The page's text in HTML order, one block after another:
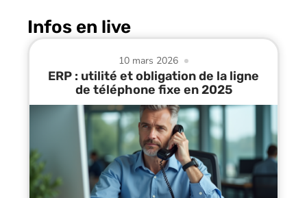
Infos en live
10 mars 2026
ERP : utilité et obligation de la ligne
de téléphone fixe en 2025